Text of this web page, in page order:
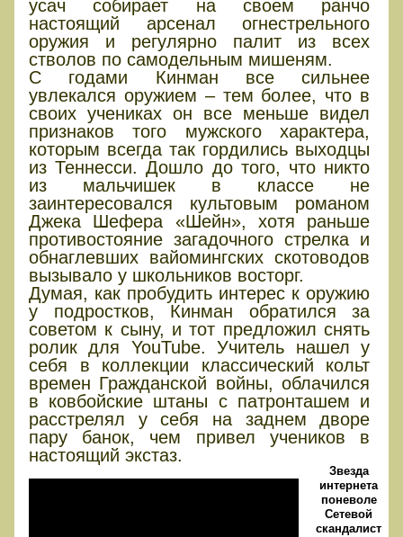
усач собирает на своем ранчо
настоящий арсенал огнестрельного
оружия и регулярно палит из всех
стволов по самодельным мишеням.
С годами Кинман все сильнее
увлекался оружием – тем более, что в
своих учениках он все меньше видел
признаков того мужского характера,
которым всегда так гордились выходцы
из Теннесси. Дошло до того, что никто
из мальчишек в классе не
заинтересовался культовым романом
Джека Шефера «Шейн», хотя раньше
противостояние загадочного стрелка и
обнаглевших вайомингских скотоводов
вызывало у школьников восторг.
Думая, как пробудить интерес к оружию
у подростков, Кинман обратился за
советом к сыну, и тот предложил снять
ролик для YouTube. Учитель нашел у
себя в коллекции классический кольт
времен Гражданской войны, облачился
в ковбойские штаны с патронташем и
расстрелял у себя на заднем дворе
пару банок, чем привел учеников в
настоящий экстаз.
Звезда
интернета
поневоле
Сетевой
скандалист